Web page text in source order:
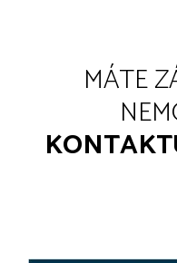
MÁTE